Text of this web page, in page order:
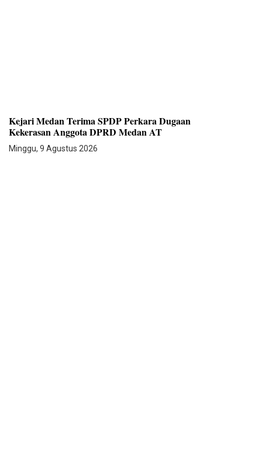
Kejari Medan Terima SPDP Perkara Dugaan
Kekerasan Anggota DPRD Medan AT
Minggu, 9 Agustus 2026